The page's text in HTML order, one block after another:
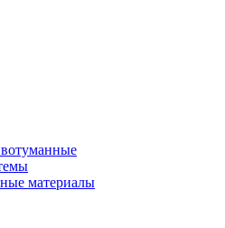
материалы